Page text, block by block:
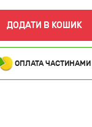
ДОДАТИ В КОШИК
ОПЛАТА ЧАСТИНАМИ